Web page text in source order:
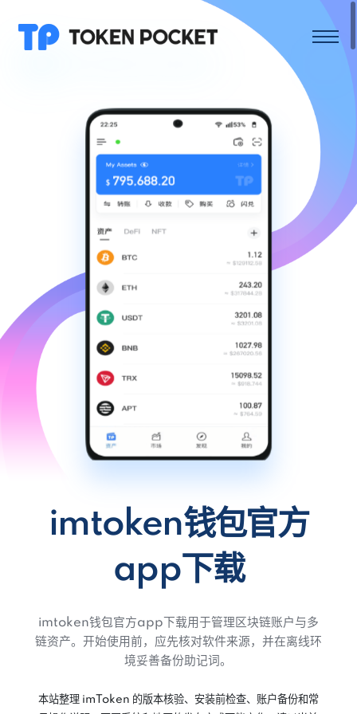
imtoken钱包官方
app下载
imtoken钱包官方app下载用于管理区块链账户与多
链资产。开始使用前，应先核对软件来源，并在离线环
境妥善备份助记词。
本站整理 imToken 的版本核验、安装前检查、账户备份和常